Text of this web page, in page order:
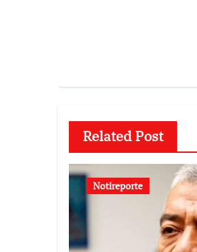
Related Post
Notireporte